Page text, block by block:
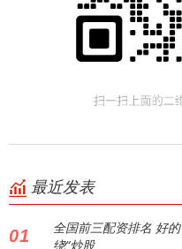
最近发表
01
全国前三配资排名 好
绕“炒股